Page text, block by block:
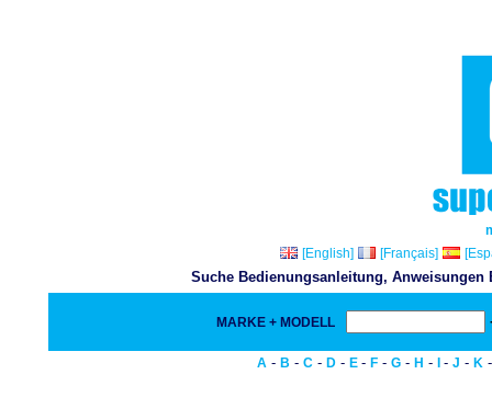
[English]
[Français]
Suche Bedienungsanleitung,
MARKE + MODELL
A - B - C - D - E - F - G - H - - J - K